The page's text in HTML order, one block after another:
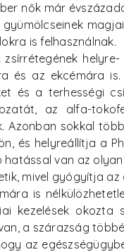
nők már
is felhasználnak.
és az ekcémára is.
és a terhességi
az alfa-
Azonban sokkal
és helyreállítja a
van az
mivel gyógyítja
is
kezelések
a szárazság
az